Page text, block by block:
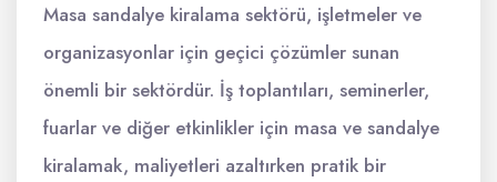
Masa sandalye kiralama sektörü, işletmeler ve
organizasyonlar için geçici çözümler sunan
önemli bir sektördür. İş toplantıları, seminerler,
fuarlar ve diğer etkinlikler için masa ve sandalye
kiralamak, maliyetleri azaltırken pratik bir